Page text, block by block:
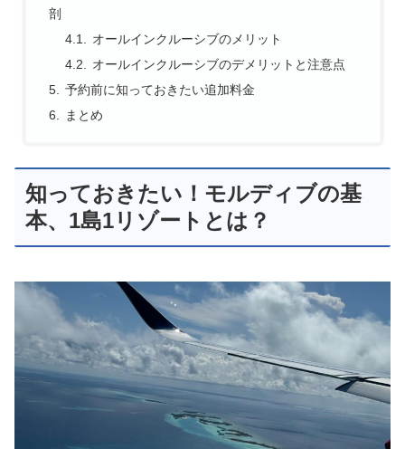
剖
オールインクルーシブのメリット
オールインクルーシブのデメリットと注意点
予約前に知っておきたい追加料金
まとめ
知っておきたい！モルディブの基
本、1島1リゾートとは？